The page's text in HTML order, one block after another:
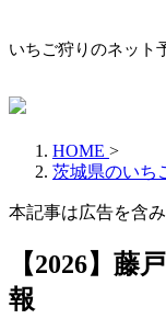
いちご狩りのネット
HOME >
茨城県のいち
本記事は広告を含
【2026】藤
報